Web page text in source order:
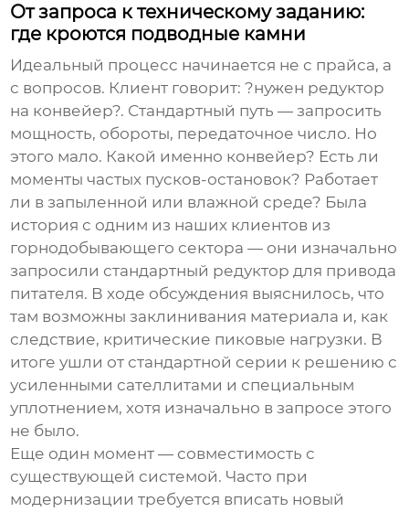
От запроса к техническому заданию:
где кроются подводные камни
Идеальный процесс начинается не с прайса, а
с вопросов. Клиент говорит: ?нужен редуктор
на конвейер?. Стандартный путь — запросить
мощность, обороты, передаточное число. Но
этого мало. Какой именно конвейер? Есть ли
моменты частых пусков-остановок? Работает
ли в запыленной или влажной среде? Была
история с одним из наших клиентов из
горнодобывающего сектора — они изначально
запросили стандартный редуктор для привода
питателя. В ходе обсуждения выяснилось, что
там возможны заклинивания материала и, как
следствие, критические пиковые нагрузки. В
итоге ушли от стандартной серии к решению с
усиленными сателлитами и специальным
уплотнением, хотя изначально в запросе этого
не было.
Еще один момент — совместимость с
существующей системой. Часто при
модернизации требуется вписать новый